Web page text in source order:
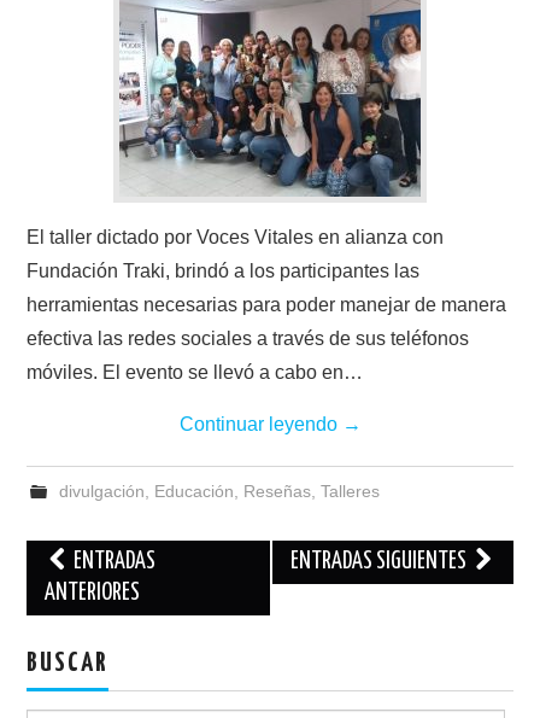
El taller dictado por Voces Vitales en alianza con
Fundación Traki, brindó a los participantes las
herramientas necesarias para poder manejar de manera
efectiva las redes sociales a través de sus teléfonos
móviles. El evento se llevó a cabo en…
Continuar leyendo →
divulgación Educación Reseñas, Talleres
Navegación
de
ENTRADAS
ANTERIORES
ENTRADAS SIGUIENTES
BUSCAR